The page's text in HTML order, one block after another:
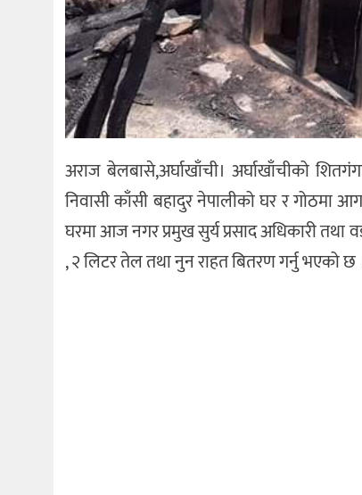
अराज बेलबासे,अर्घाखाँची। अर्घाखाँचीको
निवासी काँसी बहादुर नेपालीको घर र गोठमा
घरमा आज नगर प्रमुख सुर्य प्रसाद अधिकारी
, २ लिटर तेल तथा नुन राहत बितरण गर्नु भएको